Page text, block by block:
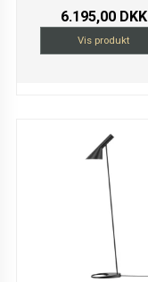
6.195,00 DKK
Vis produkt